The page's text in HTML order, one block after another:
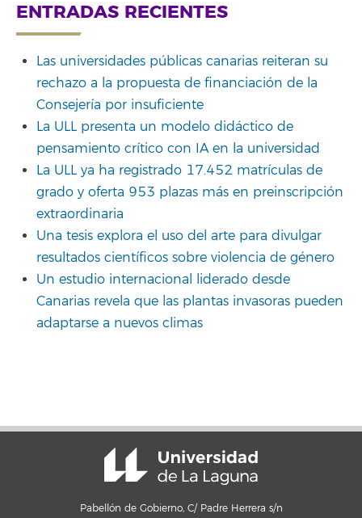
ENTRADAS RECIENTES
Las universidades públicas canarias reiteran su
rechazo a la propuesta de financiación de la
Consejería por insuficiente
La ULL presenta un modelo didáctico de
pensamiento crítico con IA en la universidad
La ULL ya ha registrado 17.452 matrículas de
grado y oferta 953 plazas más en preinscripción
extraordinaria
Una tesis explora el uso del arte para divulgar
resultados científicos sobre violencia de género
Un estudio internacional liderado desde
Canarias revela que las plantas invasoras pueden
adaptarse a nuevos climas
Pabellón de Gobierno, C/ Padre Herrera s/n